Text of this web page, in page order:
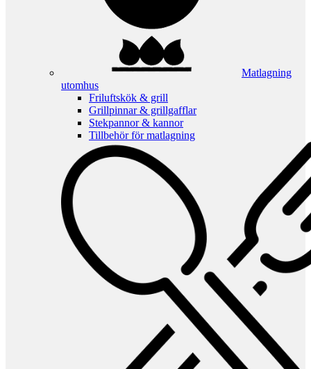
Matlagning
utomhus
Friluftskök & grill
Grillpinnar & grillgafflar
Stekpannor & kannor
Tillbehör för matlagning